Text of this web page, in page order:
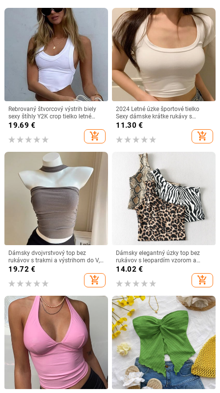
Rebrovaný štvorcový výstrih biely
sexy štíhly Y2K crop tielko letné
ženy goth oblečenie streetwear
dovolenka ležérne veľkoobchod
19.69 €
add_shopping_cart
2024 Letné úzke športové tielko
Sexy dámske krátke rukávy s
výstrihom do U, sivé tričko, dámske
jednofarebné čiernobiele kórejské
crop topy Y2k
11.30 €
add_shopping_cart
Dámsky dvojvrstvový top bez
rukávov s trakmi a výstrihom do V,
leto 2022, nový, čisto sladký a
pikantný dizajn, ktorý sa hodí ku
všetkému.
19.72 €
add_shopping_cart
Dámsky elegantný úzky top bez
rukávov s leopardím vzorom a
európskym a americkým dizajnom
14.02 €
add_shopping_cart